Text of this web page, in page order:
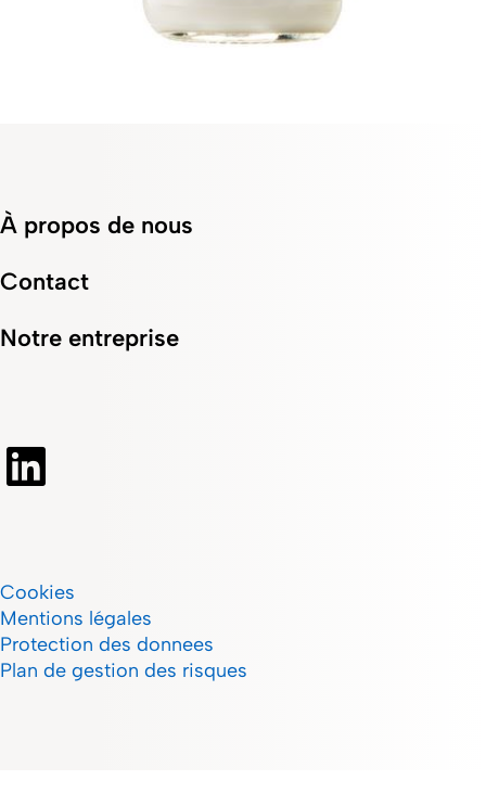
À propos de nous
Contact
Notre entreprise
Cookies
Mentions légales
Protection des donnees
Plan de gestion des risques